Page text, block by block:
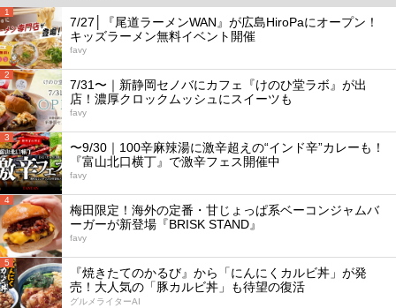
1
7/27│『尾道ラーメンWAN』が広島HiroPaにオープン！
キッズラーメン無料イベント開催
favy
2
7/31〜｜新静岡セノバにカフェ『けのひ堂ラボ』が出
店！濃厚クロックムッシュにスイーツも
favy
3
〜9/30｜100辛麻辣湯に激辛超えの“インド辛”カレーも！
『富山北口横丁』で激辛フェス開催中
favy
4
梅田限定！海外の定番・甘じょっぱ系ベーコンジャムバ
ーガーが新登場『BRISK STAND』
favy
5
『焼きたてのかるび』から「にんにくカルビ丼」が発
売！大人気の「豚カルビ丼」も待望の復活
グルメライターAI